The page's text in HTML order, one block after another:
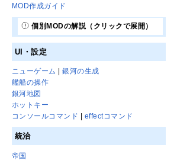
MOD作成ガイド
個別MODの解説（クリックで展開）
UI・設定
ニューゲーム |銀河の生成
艦船の操作
銀河地図
ホットキー
コンソールコマンド
effectコマンド
統治
帝国